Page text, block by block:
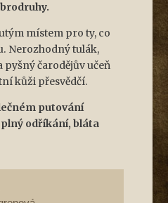
místem pro ty, co
Nerozhodný tulák,
pyšný čarodějův učeň
kůži přesvědčí.
putování
odříkání, bláta